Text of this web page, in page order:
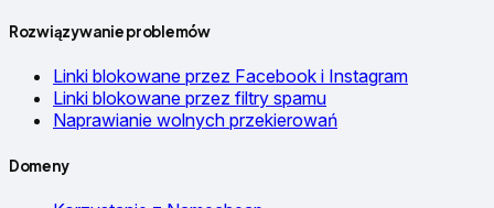
Rozwiązywanie problemów
Linki blokowane przez Facebook i Instagram
Linki blokowane przez filtry spamu
Naprawianie wolnych przekierowań
Domeny